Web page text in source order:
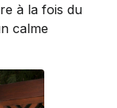
à la fois du
calme